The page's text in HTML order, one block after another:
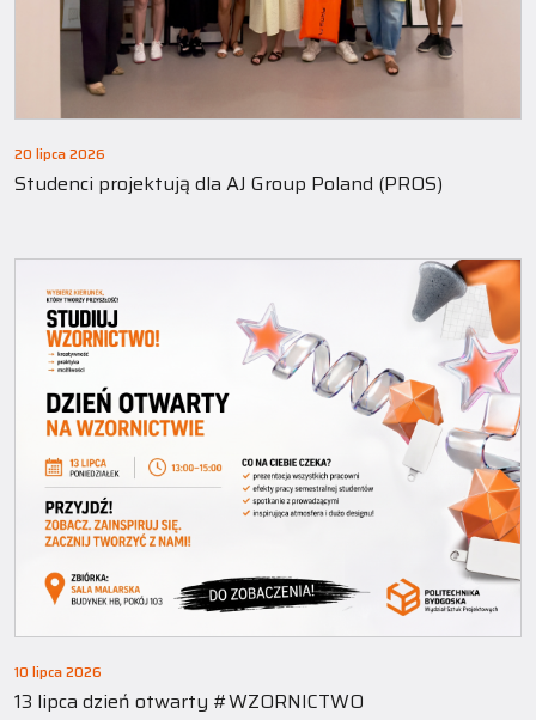
20 lipca 2026
Studenci projektują dla AJ Group Poland (PROS)
10 lipca 2026
13 lipca dzień otwarty #WZORNICTWO